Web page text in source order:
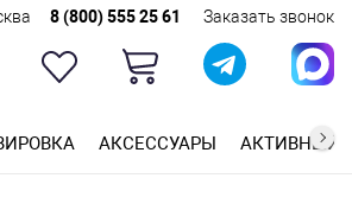
8 (800) 555 25 61 Заказать звонок
АКСЕССУАРЫ АКТИВНЫЙ